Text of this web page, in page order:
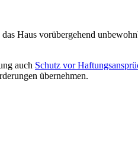
Haus vorübergehend
auch Schutz vor
übernehmen.